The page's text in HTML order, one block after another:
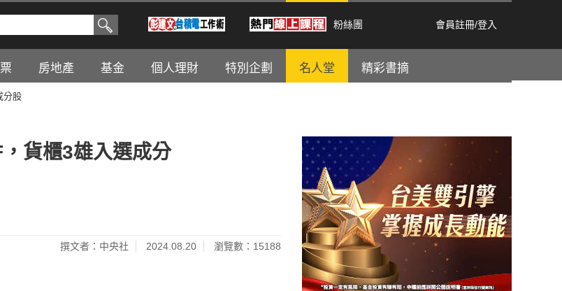
粉絲團 會員註冊/登入
房地產 基金 個人理財 特別企劃 名人堂 精彩書摘
分股
貨櫃3雄入選成分
撰文者：中央社 2024.08.20 瀏覽數：15188